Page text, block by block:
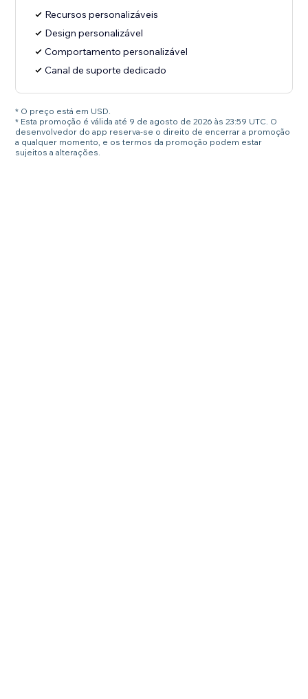
Recursos personalizáveis
Design personalizável
Comportamento personalizável
Canal de suporte dedicado
* O preço está em USD.
* Esta promoção é válida até 9 de agosto de 2026 às 23:59 UTC. O
desenvolvedor do app reserva-se o direito de encerrar a promoção
a qualquer momento, e os termos da promoção podem estar
sujeitos a alterações.